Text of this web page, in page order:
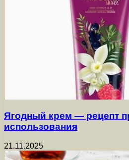
Ягодный крем — рецепт
использования
21.11.2025